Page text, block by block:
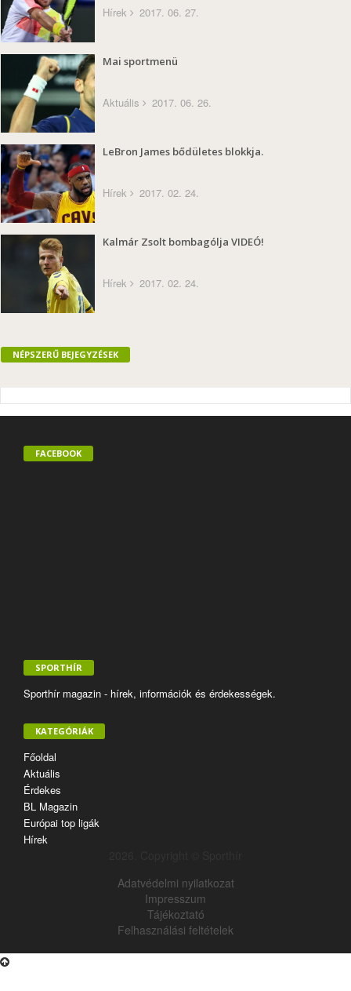
Hírek 2017. 06. 27.
Mai sportmenü
Aktuális 2017. 06. 26.
LeBron James bődületes blokkja.
Hírek 2017. 02. 24.
Kalmár Zsolt bombagólja VIDEÓ!
Hírek 2017. 02. 24.
NÉPSZERŰ BEJEGYZÉSEK
FACEBOOK
SPORTHÍR
Sporthír magazin - hírek, információk és érdekességek.
KATEGÓRIÁK
Főoldal
Aktuális
Érdekes
BL Magazin
Európai top ligák
Hírek
Adatvédelmi nyilatkozat
Impresszum
Tájékoztató
Felhasználási feltételek